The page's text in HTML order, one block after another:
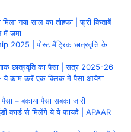
मिला नया साल का तोहफा | फ्री किताबें
में जमा
| पोस्ट मैट्रिक छात्रवृत्ति के
छात्रवृति का पैसा | सत्र 2025-26
ये काम करें एक क्लिक में पैसा आयेगा
– बकाया पैसा सबका जारी
कार्ड से मिलेंगे ये ये फायदे | APAAR